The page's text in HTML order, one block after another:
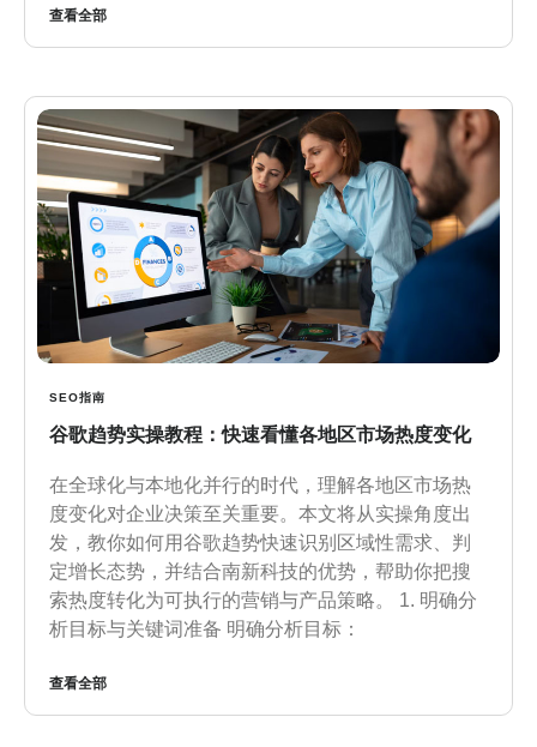
查看全部
SEO指南
谷歌趋势实操教程：快速看懂各地区市场热度变化
在全球化与本地化并行的时代，理解各地区市场热
度变化对企业决策至关重要。本文将从实操角度出
发，教你如何用谷歌趋势快速识别区域性需求、判
定增长态势，并结合南新科技的优势，帮助你把搜
索热度转化为可执行的营销与产品策略。 1. 明确分
析目标与关键词准备 明确分析目标：
查看全部